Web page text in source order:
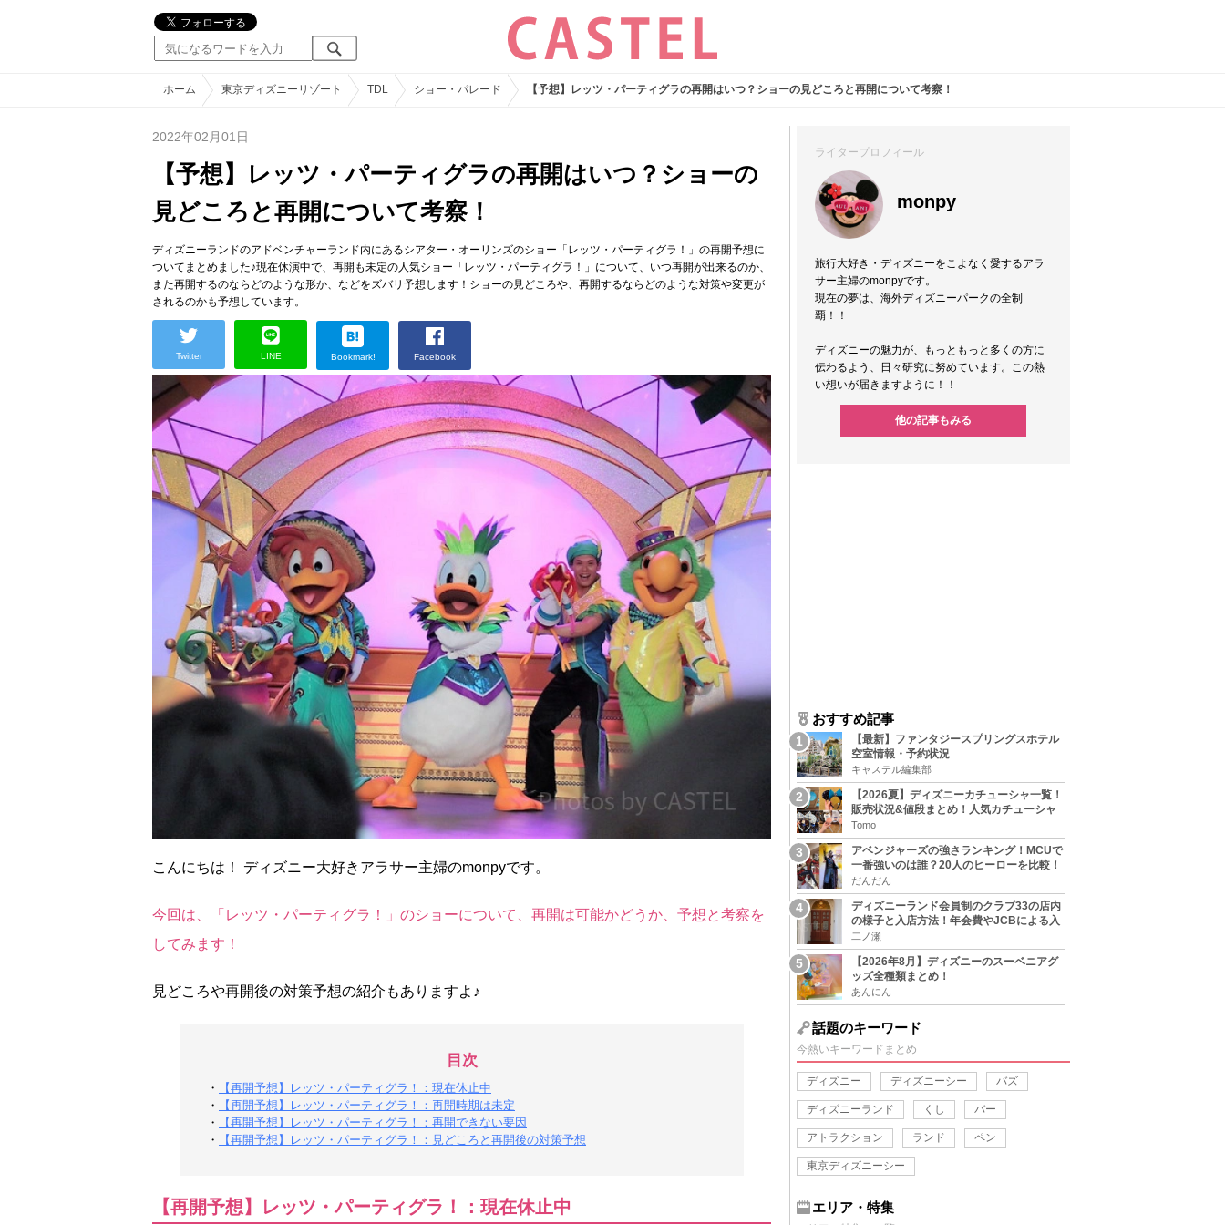
ホーム 東京ディズニーリゾート TDL ショー・パレード 【予想】レッツ・パーティグラの再開はいつ？ショーの見どころと再開について考察！
2022年02月01日
【予想】レッツ・パーティグラの再開はいつ？ショーの
見どころと再開について考察！
ディズニーランドのアドベンチャーランド内にあるシアター・オーリンズのショー「レッツ・パーティグラ！」の再開予想に
ついてまとめました♪現在休演中で、再開も未定の人気ショー「レッツ・パーティグラ！」について、いつ再開が出来るのか、
また再開するのならどのような形か、などをズバリ予想します！ショーの見どころや、再開するならどのような対策や変更が
されるのかも予想しています。
Twitter LINE Bookmark! Facebook
こんにちは！ ディズニー大好きアラサー主婦のmonpyです。
今回は、「レッツ・パーティグラ！」のショーについて、再開は可能かどうか、予想と考察を
してみます！
見どころや再開後の対策予想の紹介もありますよ♪
目次
・
【再開予想】レッツ・パーティグラ！：現在休止中
・
【再開予想】レッツ・パーティグラ！：再開時期は未定
・
【再開予想】レッツ・パーティグラ！：再開できない要因
・
【再開予想】レッツ・パーティグラ！：見どころと再開後の対策予想
【再開予想】レッツ・パーティグラ！：現在休止中
ライタープロフィール
monpy
旅行大好き・ディズニーをこよなく愛するアラ
サー主婦のmonpyです。
現在の夢は、海外ディズニーパークの全制
覇！！
ディズニーの魅力が、もっともっと多くの方に
伝わるよう、日々研究に努めています。この熱
い想いが届きますように！！
他の記事もみる
おすすめ記事
【最新】ファンタジースプリングスホテル
空室情報・予約状況
キャステル編集部
【2026夏】ディズニーカチューシャ一覧！
販売状況&値段まとめ！人気カチューシャ
をチェック
Tomo
アベンジャーズの強さランキング！MCUで
一番強いのは誰？20人のヒーローを比較！
だんだん
ディズニーランド会員制のクラブ33の店内
の様子と入店方法！年会費やJCBによる入
り方も
二ノ瀬
【2026年8月】ディズニーのスーベニアグ
ッズ全種類まとめ！
あんにん
話題のキーワード
今熱いキーワードまとめ
ディズニー ディズニーシー バズ
ディズニーランド くし バー
アトラクション ランド ペン
東京ディズニーシー
エリア・特集